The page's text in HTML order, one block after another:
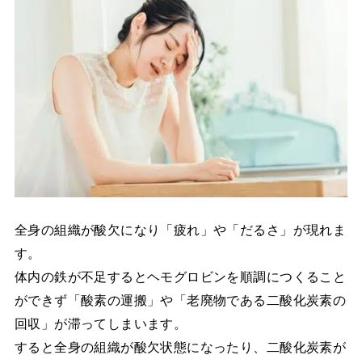
全身の組織が酸欠になり「疲れ」や「だるさ」が現れま
す。
体内の鉄が不足するとヘモグロビンを順調につくること
ができず「酸素の運搬」や「老廃物である二酸化炭素の
回収」が滞ってしまいます。
すると全身の組織が酸欠状態になったり、二酸化炭素が